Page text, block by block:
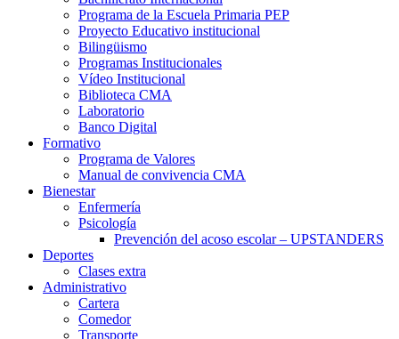
Programa de la Escuela Primaria PEP
Proyecto Educativo institucional
Bilingüismo
Programas Institucionales
Vídeo Institucional
Biblioteca CMA
Laboratorio
Banco Digital
Formativo
Programa de Valores
Manual de convivencia CMA
Bienestar
Enfermería
Psicología
Prevención del acoso escolar – UPSTANDERS
Deportes
Clases extra
Administrativo
Cartera
Comedor
Transporte